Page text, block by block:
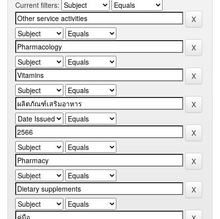
Current filters: